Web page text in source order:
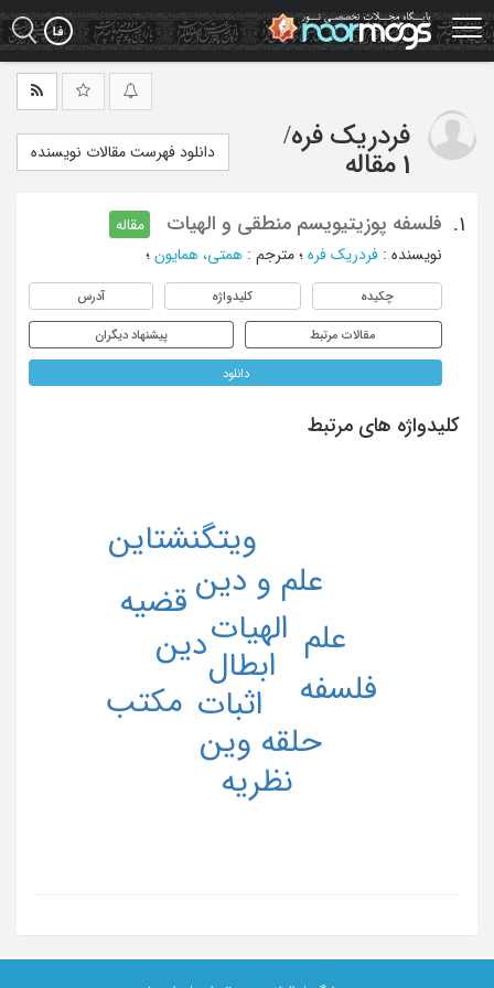
Skip
to
main
فردریک فره/
1 مقاله
دانلود فهرست مقالات نویسنده
1. فلسفه پوزیتیویسم منطقی و الهیات
مقاله
نویسنده : فردریک فره ؛ مترجم : همتی، همایون ؛
چکیده کلیدواژه آدرس
مقالات مرتبط پیشنهاد دیگران
دانلود
کلیدواژه های مرتبط
ابطال
اثبات
الهیات
حلقه وین
دین علم
علم و دین
فلسفه
قضیه
مکتب
نظریه
ویتگنشتاین